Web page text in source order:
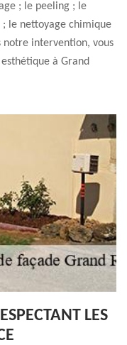
; le peeling ; le
; le nettoyage chimique
notre intervention, vous
à Grand
LES